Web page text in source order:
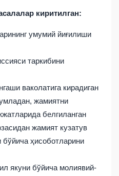
киритилган:
умумий йиғилиши
таркибини
ваколатига кирадиган
жамиятни
белгиланган
жамият кузатув
бўйича ҳисоботларини
якуни бўйича молиявий-